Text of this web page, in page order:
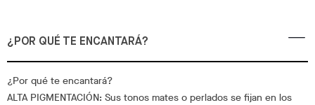
¿POR QUÉ TE ENCANTARÁ?
¿Por qué te encantará?
ALTA PIGMENTACIÓN: Sus tonos mates o perlados se fijan en los